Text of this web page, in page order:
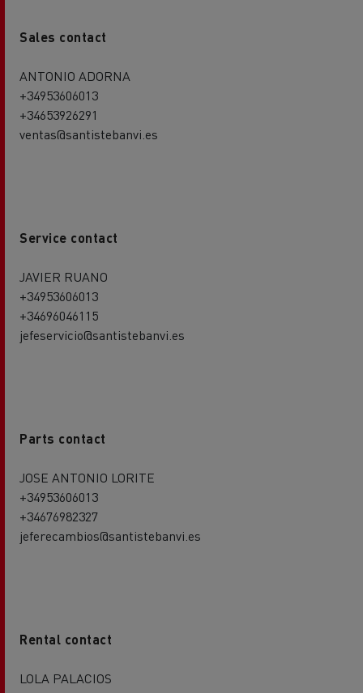
Sales contact
ANTONIO ADORNA
+34953606013
+34653926291
ventas@santistebanvi.es
Service contact
JAVIER RUANO
+34953606013
+34696046115
jefeservicio@santistebanvi.es
Parts contact
JOSE ANTONIO LORITE
+34953606013
+34676982327
jeferecambios@santistebanvi.es
Rental contact
LOLA PALACIOS